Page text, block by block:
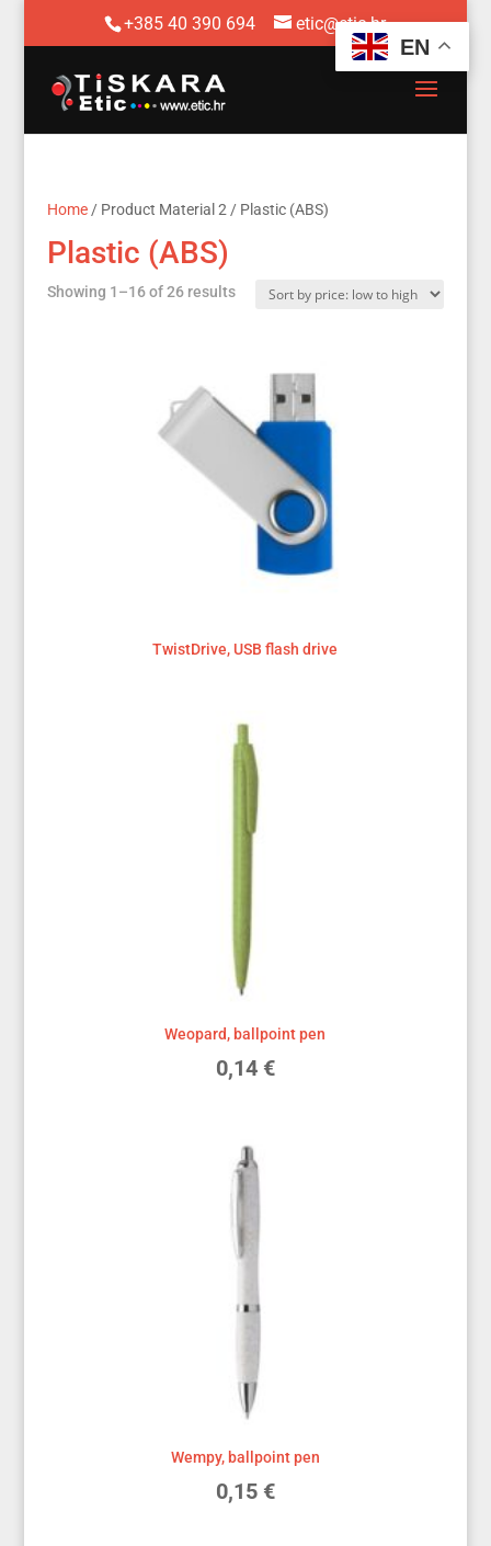
+385 40 390 694 etic@etic.hr
Home/ Product Material 2 / Plastic (ABS)
Plastic (ABS)
Showing 1–16 of 26 resultsSorted
high
TwistDrive, USB flash drive
Weopard, ballpoint pen
0,14 €
Wempy, ballpoint pen
0,15 €
EN